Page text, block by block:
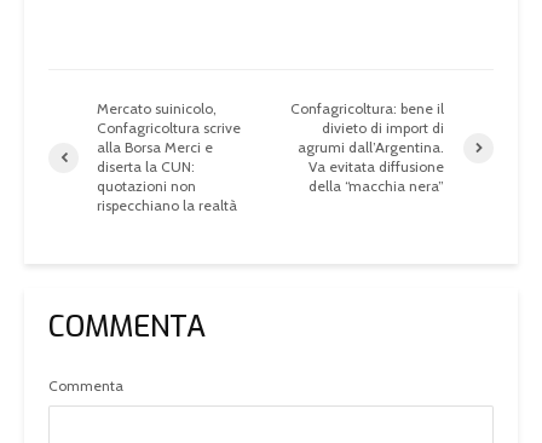
Mercato suinicolo,
Confagricoltura scrive
alla Borsa Merci e
diserta la CUN:
quotazioni non
rispecchiano la realtà
Confagricoltura: bene il
divieto di import di
agrumi dall’Argentina.
Va evitata diffusione
della “macchia nera”
COMMENTA
Commenta